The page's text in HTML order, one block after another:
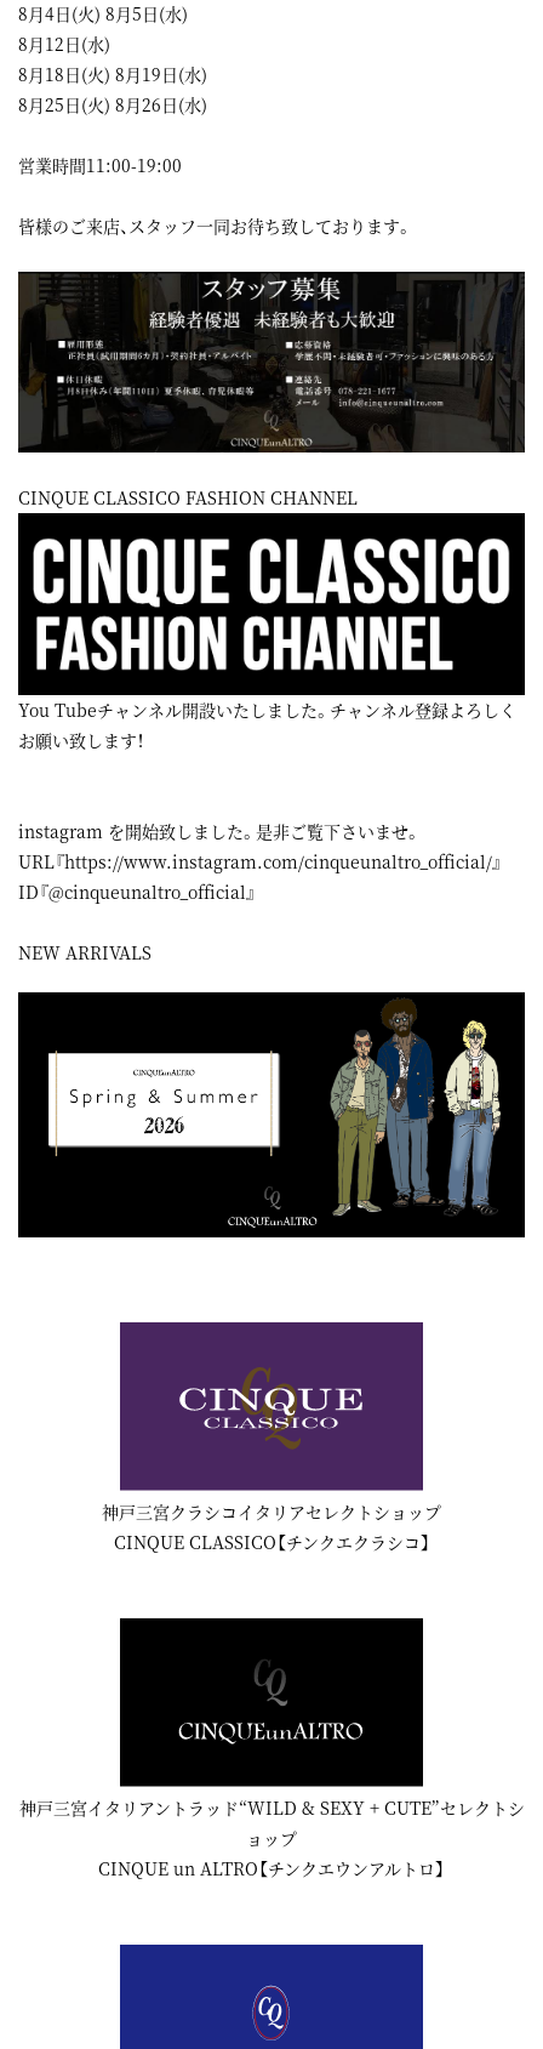
8月4日(火) 8月5日(水)
8月12日(水)
8月18日(火) 8月19日(水)
8月25日(火) 8月26日(水)
営業時間11:00-19:00
皆様のご来店、スタッフ一同お待ち致しております。
CINQUE CLASSICO FASHION CHANNEL
You Tubeチャンネル開設いたしました。チャンネル登録よろしく
お願い致します！
instagram を開始致しました。是非ご覧下さいませ。
URL『https://www.instagram.com/cinqueunaltro_official/』
ID『@cinqueunaltro_official』
NEW ARRIVALS
神戸三宮クラシコイタリアセレクトショップ
CINQUE CLASSICO【チンクエクラシコ】
神戸三宮イタリアントラッド“WILD & SEXY + CUTE”セレクトシ
ョップ
CINQUE un ALTRO【チンクエウンアルトロ】